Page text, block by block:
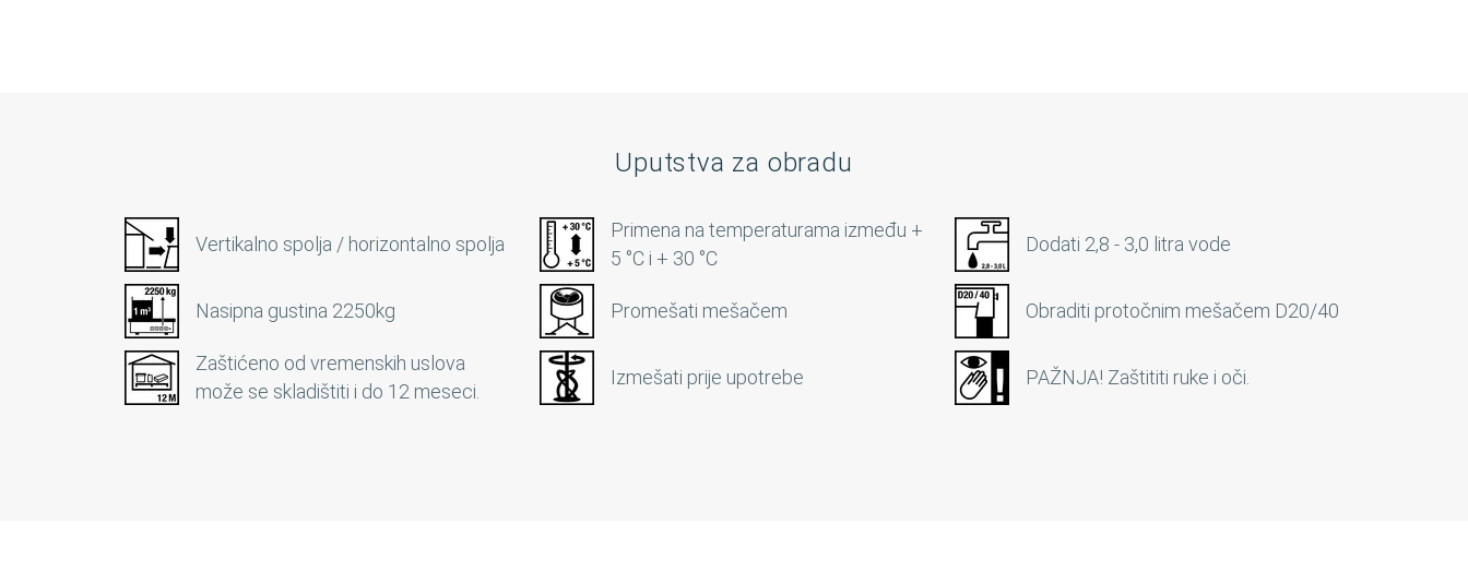
Uputstva za obradu
Vertikalno spolja / horizontalno spolja
Primena na temperaturama između +
5 °C i + 30 °C
Dodati 2,8 - 3,0 litra vode
Nasipna gustina 2250kg Promešati mešačem Obraditi protočnim mešačem D20/40
Zaštićeno od vremenskih uslova
može se skladištiti i do 12 meseci.
Izmešati prije upotrebe PAŽNJA! Zaštititi ruke i oči.